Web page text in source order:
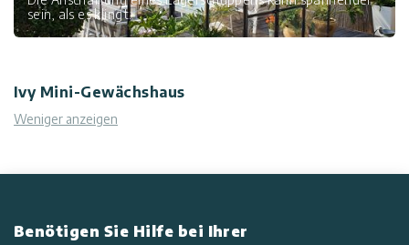
sein, als es klingt.
Ivy Mini-Gewächshaus
Weniger anzeigen
Benötigen Sie Hilfe bei Ihrer